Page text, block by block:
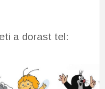
a dorast tel: